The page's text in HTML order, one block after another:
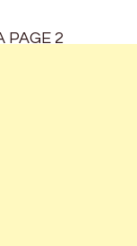
PAGE 2